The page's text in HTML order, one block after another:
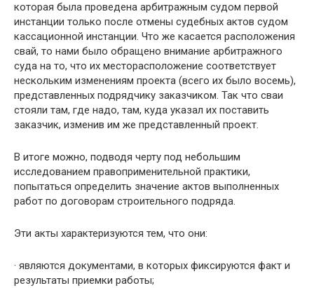
которая была проведена арбитражным судом первой
инстанции только после отмены судебных актов судом
кассационной инстанции. Что же касается расположения
свай, то нами было обращено внимание арбитражного
суда на то, что их месторасположение соответствует
нескольким изменениям проекта (всего их было восемь),
представленных подрядчику заказчиком. Так что сваи
стояли там, где надо, там, куда указал их поставить
заказчик, изменив им же представленный проект.
В итоге можно, подводя черту под небольшим
исследованием правоприменительной практики,
попытаться определить значение актов выполненных
работ по договорам строительного подряда.
Эти акты характеризуются тем, что они:
· являются документами, в которых фиксируются факт и
результаты приемки работы;